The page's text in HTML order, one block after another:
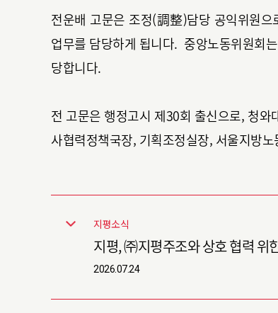
전운배 고문은 조정(調整)담당 공익위원
업무를 담당하게 됩니다. 중앙노동위원회
당합니다.
전 고문은 행정고시 제30회 출신으로, 청
사협력정책국장, 기획조정실장, 서울지방
지평소식
지평, ㈜지평주조와
2026.07.24